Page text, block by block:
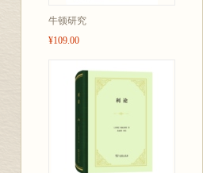
牛顿研究
¥109.00